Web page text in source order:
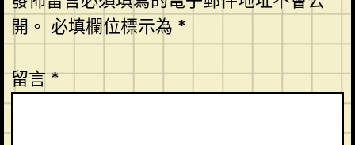
開。 必填欄位標示為 *
留言*